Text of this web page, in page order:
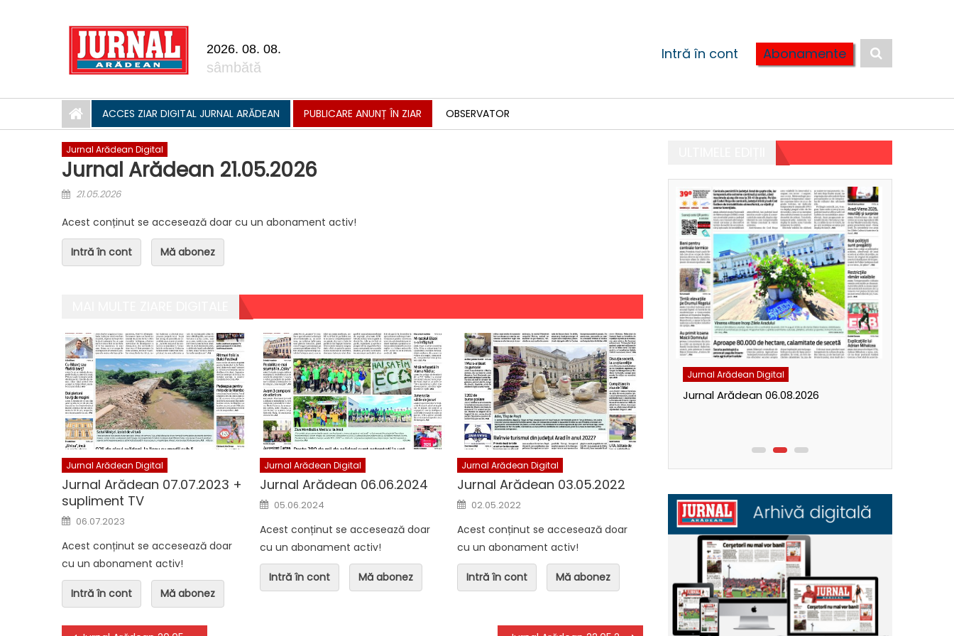
2026. 08. 08.
sâmbătă
Intră în cont Abonamente
ACCES ZIAR DIGITAL JURNAL ARĂDEAN PUBLICARE ANUNȚ ÎN ZIAR OBSERVATOR
Jurnal Arădean Digital
Jurnal Arădean 21.05.2026
Posted on
21.05.2026
Acest conținut se accesează doar cu un abonament activ!
Intră în cont Mă abonez
Jurnal Arădean Digital
Jurnal Arădean 07.07.2023 +
supliment TV
Posted on
06.07.2023
Acest conținut se accesează doar
cu un abonament activ!
Intră în cont Mă abonez
Jurnal Arădean Digital
Jurnal Arădean 06.06.2024
Posted on
05.06.2024
Acest conținut se accesează doar
cu un abonament activ!
Intră în cont Mă abonez
Jurnal Arădean Digital
Jurnal Arădean 03.05.2022
Posted on
02.05.2022
Acest conținut se accesează doar
cu un abonament activ!
Intră în cont Mă abonez
Jurnal Arădean Digital
Jurnal Arădean 06.08.2026
Jurnal Arădean Digital
Jurnal Arădean 05.08.2026
Jurnal Arădean Digital
Jurnal Arădean 07.08.2026 +
supliment TV
Jurnal Arădean Digital
Jurnal Arădean 06.08.2026